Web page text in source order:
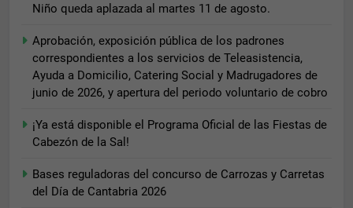
Niño queda aplazada al martes 11 de agosto.
Aprobación, exposición pública de los padrones
correspondientes a los servicios de Teleasistencia,
Ayuda a Domicilio, Catering Social y Madrugadores de
junio de 2026, y apertura del periodo voluntario de cobro
¡Ya está disponible el Programa Oficial de las Fiestas de
Cabezón de la Sal!
Bases reguladoras del concurso de Carrozas y Carretas
del Día de Cantabria 2026